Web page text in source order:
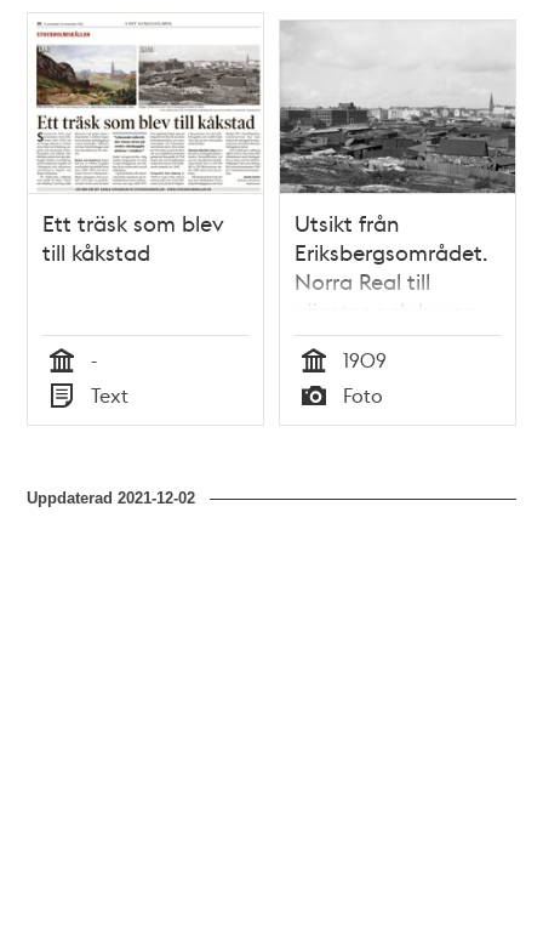
Relaterade
poster
och
teman
Ett träsk som blev
till kåkstad
Tid
-
Typ
Text
Utsikt från
Eriksbergsområdet.
Norra Real till
vänster och husen
vid Odengatan i
fonden. Till höger i
bild ligger
dåvarande katolsk-
Tid
1909
Typ
Foto
Uppdaterad2021-12-02